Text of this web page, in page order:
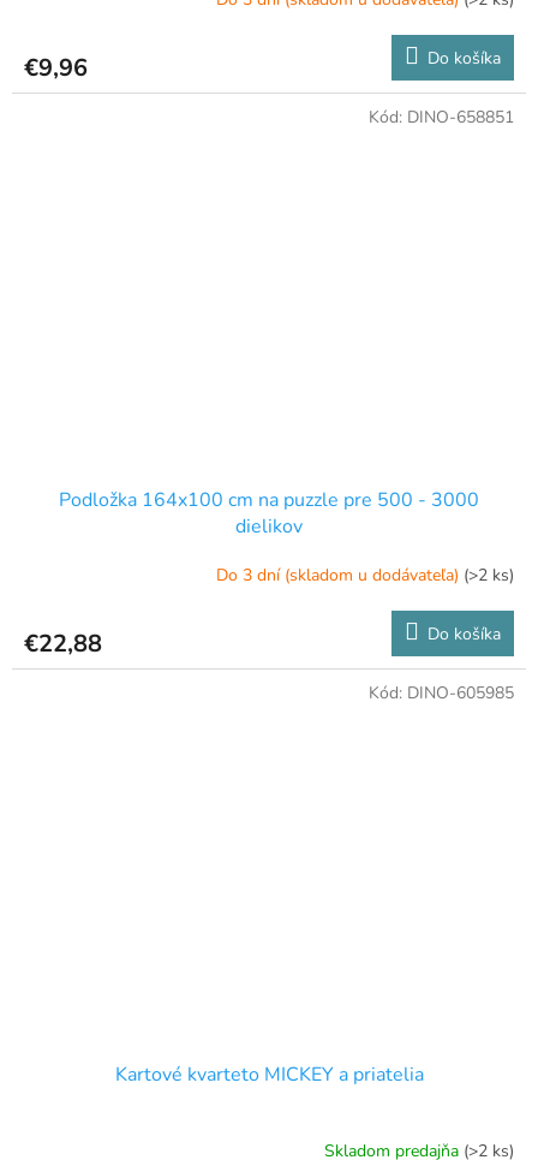
€9,96 Do košíka
Podložka 164x100 cm na puzzle pre 500 - 3000
dielikov
Do 3 dní (skladom u dodávateľa) (>2 ks)
€22,88 Do košíka
Kód: DINO-658851
Kartové kvarteto MICKEY a priatelia
Skladom predajňa (>2 ks)
Kód: DINO-605985